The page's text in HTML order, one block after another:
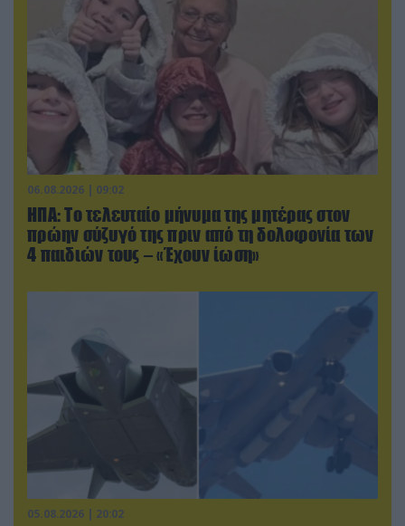
06.08.2026 | 09:02
ΗΠΑ: Το τελευταίο μήνυμα της μητέρας στον
πρώην σύζυγό της πριν από τη δολοφονία των
4 παιδιών τους – «Έχουν ίωση»
05.08.2026 | 20:02